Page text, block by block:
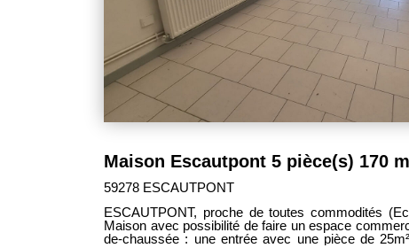
Maison Escautpont 5 pièce(s) 170
59278 ESCAUTPONT
ESCAUTPONT, proche de toutes commodités
Maison avec possibilité de faire un espace commercial La
de-chaussée : une entrée avec une pièce de